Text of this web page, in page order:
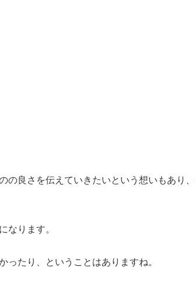
良さを伝えていきたいという想いもあり
ります。
たり、ということはありますね。